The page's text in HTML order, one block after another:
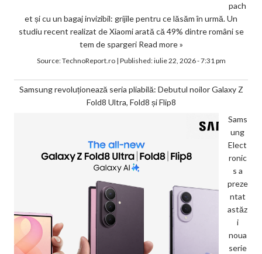
pach
et și cu un bagaj invizibil: grijile pentru ce lăsăm în urmă. Un
studiu recent realizat de Xiaomi arată că 49% dintre români se
tem de spargeri Read more »
Source:TechnoReport.ro| Published:iulie 22, 2026 - 7:31 pm
Samsung revoluționează seria pliabilă: Debutul noilor Galaxy Z
Fold8 Ultra, Fold8 și Flip8
Sams
ung
Elect
ronic
s a
preze
ntat
astăz
i
noua
serie